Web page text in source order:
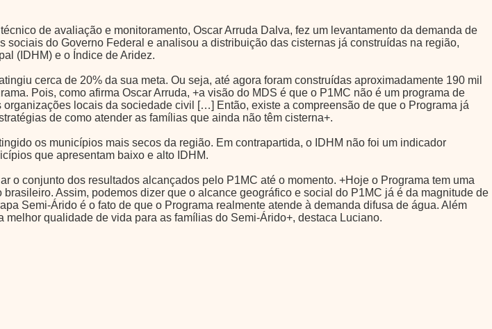
de avaliação e monitoramento, Oscar Arruda Dalva, fez um levantamento da demanda de
do Governo Federal e analisou a distribuição das cisternas já construídas na região,
(IDHM) e o Índice de Aridez.
cerca de 20% da sua meta. Ou seja, até agora foram construídas aproximadamente 190 mil
Pois, como afirma Oscar Arruda, +a visão do MDS é que o P1MC não é um programa de
locais da sociedade civil […] Então, existe a compreensão de que o Programa já
de como atender as famílias que ainda não têm cisterna+.
os municípios mais secos da região. Em contrapartida, o IDHM não foi um indicador
que apresentam baixo e alto IDHM.
o conjunto dos resultados alcançados pelo P1MC até o momento. +Hoje o Programa tem uma
Assim, podemos dizer que o alcance geográfico e social do P1MC já é da magnitude de
Semi-Árido é o fato de que o Programa realmente atende à demanda difusa de água. Além
qualidade de vida para as famílias do Semi-Árido+, destaca Luciano.